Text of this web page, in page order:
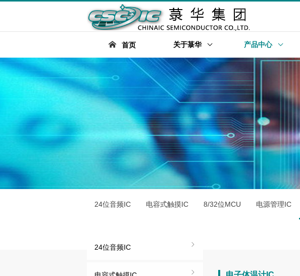
首页 关于菉华 产品中心
24位音频IC 电容式触摸IC 8/32位MCU 电源管理IC
24位音频IC